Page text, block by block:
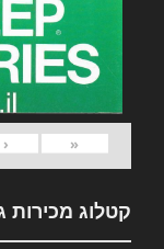
«
‹
קטלוג מכירות ג'יפ